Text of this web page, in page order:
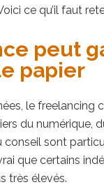
ce qu’il faut
peut
papier
le freelancing
du numérique,
conseil sont
que certains
très élevés.